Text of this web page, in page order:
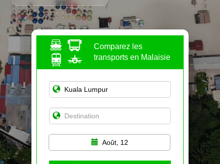
Comparez les
transports en Malaisie
Août, 12